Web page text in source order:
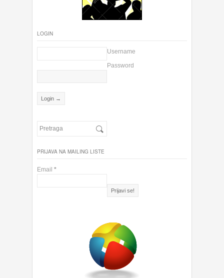
LOGIN
Username
Password
PRIJAVA NA MAILING LISTE
Email *